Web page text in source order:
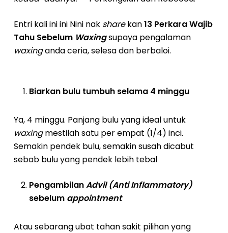
Entri kali ini ini Nini nak sharekan13 Perkara Wajib
Tahu Sebelum Waxingsupaya pengalaman
waxinganda ceria, selesa dan berbaloi.
Biarkan bulu tumbuh selama 4 minggu
Ya, 4 minggu. Panjang bulu yang ideal untuk
waxingmestilah satu per empat (1/4) inci.
Semakin pendek bulu, semakin susah dicabut
sebab bulu yang pendek lebih tebal
PengambilanAdvil (Anti Inflammatory)
sebelum appointment
Atau sebarang ubat tahan sakit pilihan yang